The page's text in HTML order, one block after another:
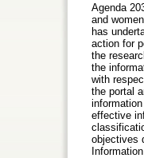
Agenda
and
has
action for
the
the
with
the portal
effective
objectives